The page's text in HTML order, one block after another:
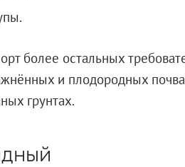
более остальных
и плодородных
грунтах.